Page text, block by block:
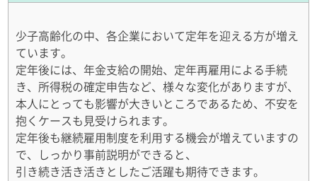
少子高齢化の中、各企業において定年を迎える方が増え
ています。
定年後には、年金支給の開始、定年再雇用による手続
き、所得税の確定申告など、様々な変化がありますが、
本人にとっても影響が大きいところであるため、不安を
抱くケースも見受けられます。
定年後も継続雇用制度を利用する機会が増えていますの
で、しっかり事前説明ができると、
引き続き活き活きとしたご活躍も期待できます。